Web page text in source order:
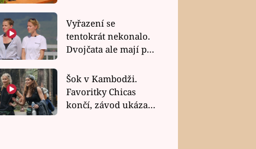
rychlé recepty
Vyřazení se
tentokrát nekonalo.
Dvojčata ale mají po
závodu nůž na krku
Šok v Kambodži.
Favoritky Chicas
končí, závod ukázal